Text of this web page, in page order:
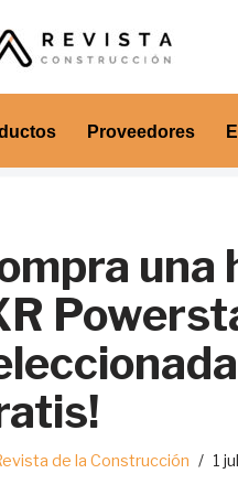
Proveedores
una
de la Construcción 1